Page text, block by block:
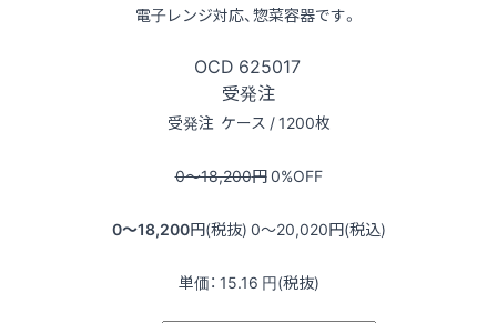
電子レンジ対応、惣菜容器です。
OCD 625017
受発注
受発注 ケース / 1200枚
0〜18,200円0%OFF
0〜18,200円(税抜) 0〜20,020円(税込)
単価： 15.16 円(税抜)